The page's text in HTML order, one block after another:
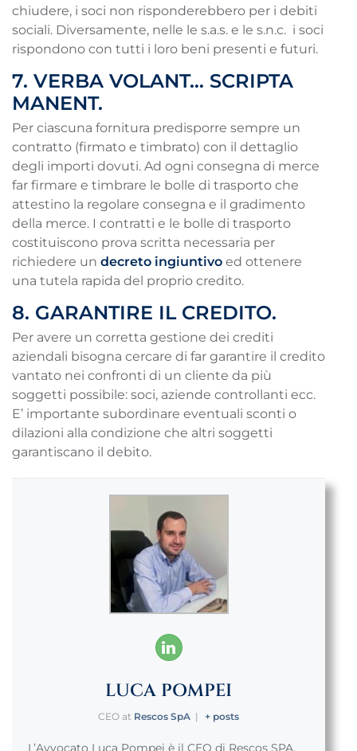
chiudere, i soci non risponderebbero per i debiti
sociali. Diversamente, nelle le s.a.s. e le s.n.c. i soci
rispondono con tutti i loro beni presenti e futuri.
7. VERBA VOLANT… SCRIPTA
MANENT.
Per ciascuna fornitura predisporre sempre un
contratto (firmato e timbrato) con il dettaglio
degli importi dovuti. Ad ogni consegna di merce
far firmare e timbrare le bolle di trasporto che
attestino la regolare consegna e il gradimento
della merce. I contratti e le bolle di trasporto
costituiscono prova scritta necessaria per
richiedere un decreto ingiuntivo ed ottenere
una tutela rapida del proprio credito.
8. GARANTIRE IL CREDITO.
Per avere un corretta gestione dei crediti
aziendali bisogna cercare di far garantire il credito
vantato nei confronti di un cliente da più
soggetti possibile: soci, aziende controllanti ecc.
E’ importante subordinare eventuali sconti o
dilazioni alla condizione che altri soggetti
garantiscano il debito.
LUCA POMPEI
CEO at Rescos SpA | + posts
L’Avvocato Luca Pompei è il CEO di Rescos SPA,